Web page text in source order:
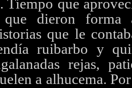
Tiempo que
que dieron
que le
ruibarbo y
rejas,
a alhucema.